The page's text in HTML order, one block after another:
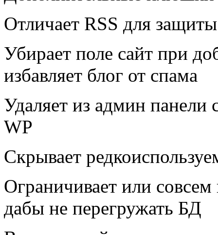
Отличает RSS для
Убирает поле сайт при
избавляет блог от спама
Удаляет из админ
WP
Скрывает
Ограничивает или
дабы не перегружать БД